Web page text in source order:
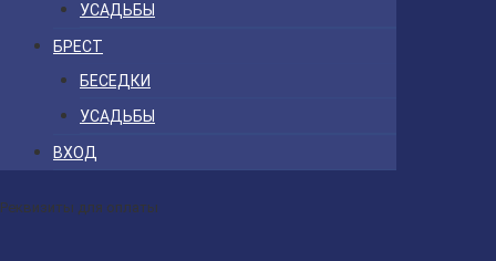
УСАДЬБЫ
БРЕСТ
БЕСЕДКИ
УСАДЬБЫ
ВХОД
Реквизиты для оплаты